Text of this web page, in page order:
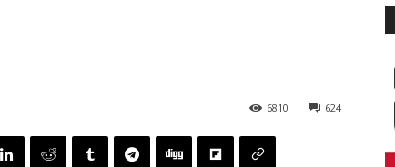
624
6810